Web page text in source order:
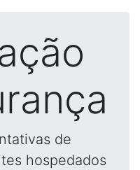
de
hospedados